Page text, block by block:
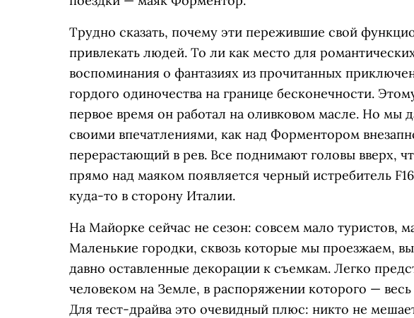
Трудно сказать, почему эти пережившие свой
привлекать людей. То ли как место для
воспоминания о фантазиях из прочитанных
гордого одиночества на границе бесконечности.
первое время он работал на оливковом масле. Но мы
своими впечатлениями, как над Форментором
перерастающий в рев. Все поднимают головы вверх,
прямо над маяком появляется черный истребитель
куда-то в сторону Италии.
На Майорке сейчас не сезон: совсем мало туристов,
Маленькие городки, сквозь которые мы проезжаем,
давно оставленные декорации к съемкам. Легко
человеком на Земле, в распоряжении которого —
Для тест-драйва это очевидный плюс: никто не